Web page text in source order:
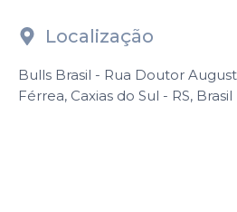
Localização
Bulls Brasil - Rua Doutor
Férrea, Caxias do Sul - RS, Brasil